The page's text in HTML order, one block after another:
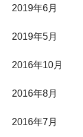
2019年6月
2019年5月
2016年10月
2016年8月
2016年7月